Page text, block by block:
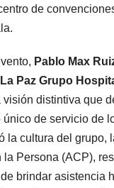
de
Pablo Max
Paz Grupo
distintiva que
único de servicio de
la cultura del grupo,
la Persona (ACP),
brindar asistencia